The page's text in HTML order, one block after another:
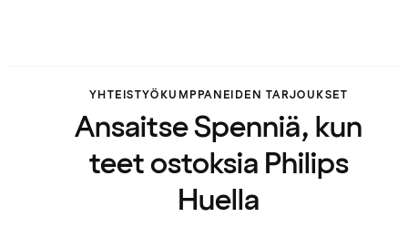
YHTEISTYÖKUMPPANEIDEN TARJOUKSET
Ansaitse Spenniä, kun
teet ostoksia Philips
Huella